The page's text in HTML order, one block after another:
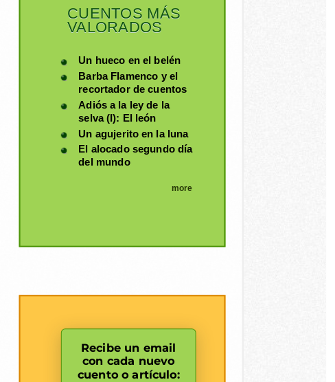
CUENTOS MÁS
VALORADOS
Un hueco en el belén
Barba Flamenco y el
recortador de cuentos
Adiós a la ley de la
selva (I): El león
Un agujerito en la luna
El alocado segundo día
del mundo
more
Recibe un email
con cada nuevo
cuento o artículo: